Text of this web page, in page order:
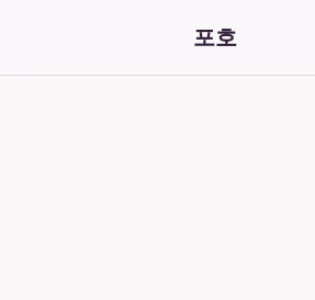
포호